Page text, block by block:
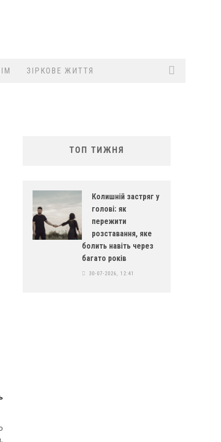
ЗІРКОВЕ ЖИТТЯ
ТОП ТИЖНЯ
Колишній застряг у
голові: як
пережити
розставання, яке
болить навіть через
багато років
30-07-2026, 12:41